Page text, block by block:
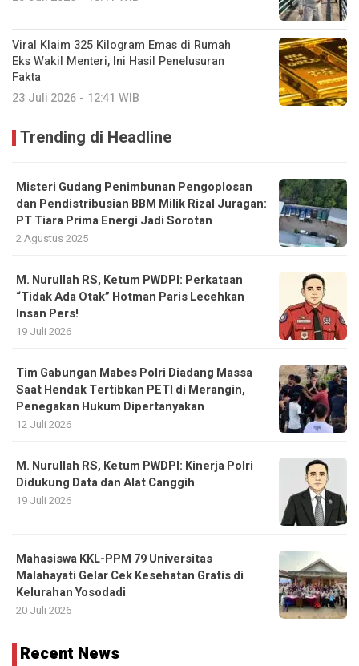
Viral Klaim 325 Kilogram Emas di Rumah
Eks Wakil Menteri, Ini Hasil Penelusuran
Fakta
23 Juli 2026 - 12:41 WIB
Trending di Headline
Misteri Gudang Penimbunan Pengoplosan
dan Pendistribusian BBM Milik Rizal Juragan:
PT Tiara Prima Energi Jadi Sorotan
2 Agustus 2025
M. Nurullah RS, Ketum PWDPI: Perkataan
“Tidak Ada Otak” Hotman Paris Lecehkan
Insan Pers!
19 Juli 2026
Tim Gabungan Mabes Polri Diadang Massa
Saat Hendak Tertibkan PETI di Merangin,
Penegakan Hukum Dipertanyakan
12 Juli 2026
M. Nurullah RS, Ketum PWDPI: Kinerja Polri
Didukung Data dan Alat Canggih
19 Juli 2026
Mahasiswa KKL-PPM 79 Universitas
Malahayati Gelar Cek Kesehatan Gratis di
Kelurahan Yosodadi
20 Juli 2026
Recent News